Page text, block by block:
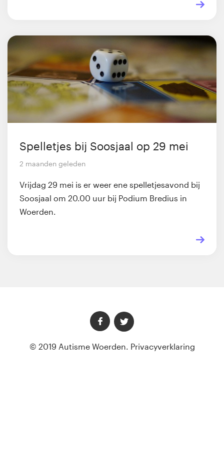
Spelletjes bij Soosjaal op 29 mei
2 maanden geleden
Vrijdag 29 mei is er weer ene spelletjesavond bij
Soosjaal om 20.00 uur bij Podium Bredius in
Woerden.
© 2019 Autisme Woerden. Privacyverklaring